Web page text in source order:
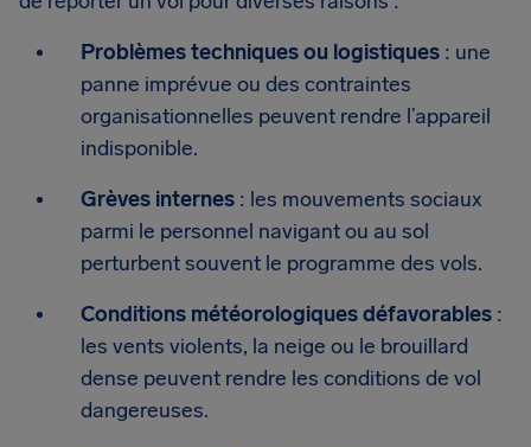
Problèmes techniques ou logistiques : une
panne imprévue ou des contraintes
organisationnelles peuvent rendre l’appareil
indisponible.
Grèves internes : les mouvements sociaux
parmi le personnel navigant ou au sol
perturbent souvent le programme des vols.
Conditions météorologiques défavorables :
les vents violents, la neige ou le brouillard
dense peuvent rendre les conditions de vol
dangereuses.